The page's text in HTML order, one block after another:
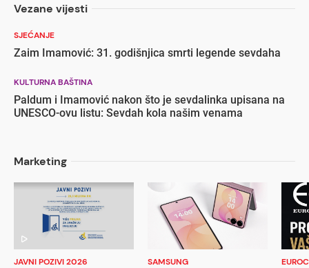
Vezane vijesti
SJEĆANJE
Zaim Imamović: 31. godišnjica smrti legende sevdaha
KULTURNA BAŠTINA
Paldum i Imamović nakon što je sevdalinka upisana na
UNESCO-ovu listu: Sevdah kola našim venama
Marketing
JAVNI POZIVI 2026 SAMSUNG